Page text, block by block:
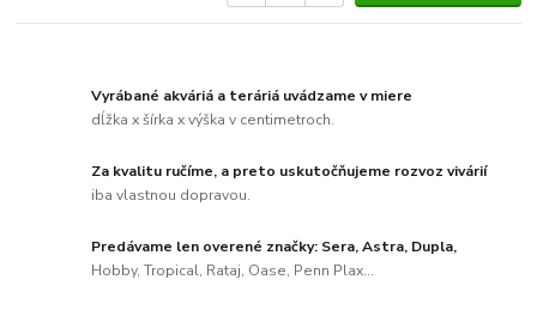
Vyrábané akváriá a teráriá uvádzame v miere
dĺžka x šírka x výška v centimetroch.
Za kvalitu ručíme, a preto uskutočňujeme rozvoz vivárií
iba vlastnou dopravou.
Predávame len overené značky: Sera, Astra, Dupla,
Hobby, Tropical, Rataj, Oase, Penn Plax...